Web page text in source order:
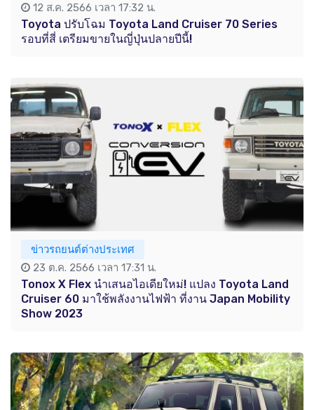
12 ส.ค. 2566 เวลา 17:32 น.
Toyota ปรับโฉม Toyota Land Cruiser 70 Series
รอบที่สี่ เตรียมขายในญี่ปุ่นปลายปีนี้!
ข่าวรถยนต์ต่างประเทศ
23 ต.ค. 2566 เวลา 17:31 น.
Tonox X Flex นำเสนอไอเดียใหม่! แปลง Toyota Land
Cruiser 60 มาใช้พลังงานไฟฟ้า ที่งาน Japan Mobility
Show 2023